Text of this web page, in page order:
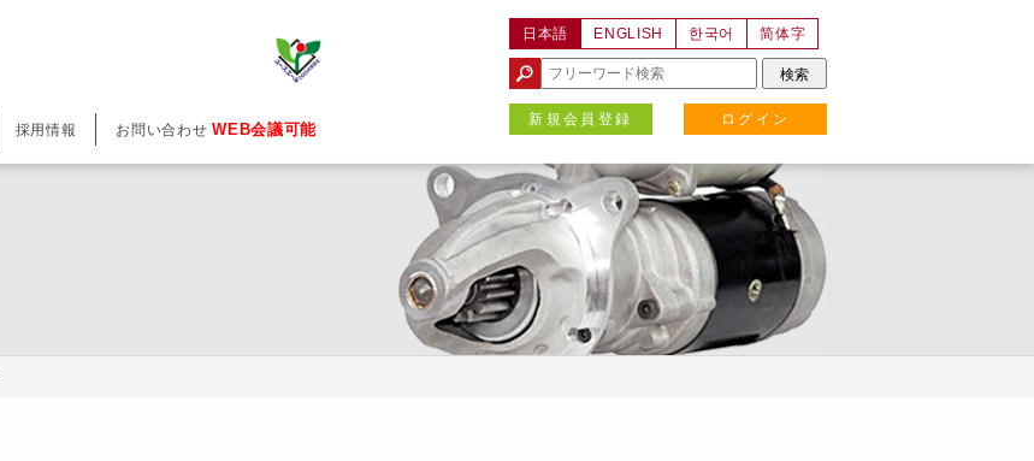
採用情報 お問い合わせWEB会議可能
日本語 ENGLISH 한국어 简体字
新規会員登録 ログイン